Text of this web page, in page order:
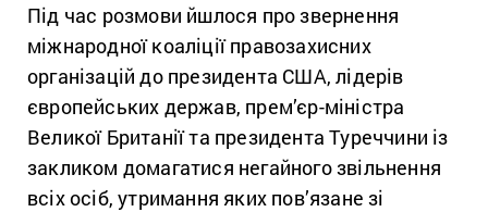
Під час розмови йшлося про звернення
міжнародної коаліції правозахисних
організацій до президента США, лідерів
європейських держав, прем’єр-міністра
Великої Британії та президента Туреччини із
закликом домагатися негайного звільнення
всіх осіб, утримання яких пов’язане зі